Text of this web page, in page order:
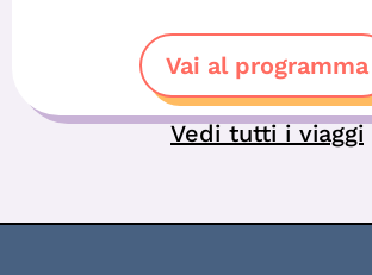
Vai al programma
Vedi tutti i viaggi